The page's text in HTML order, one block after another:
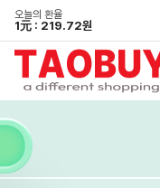
오늘의 환율
1元 : 219.72원